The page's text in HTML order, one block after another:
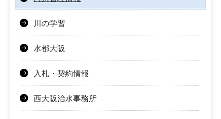
川の学習
水都大阪
入札・契約情報
西大阪治水事務所